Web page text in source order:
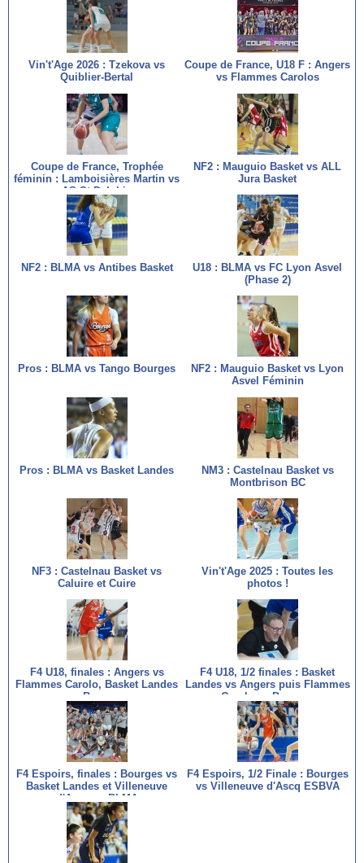
Vin't'Age 2026 : Tzekova vs
Quiblier-Bertal
Coupe de France, U18 F : Angers
vs Flammes Carolos
Coupe de France, Trophée
féminin : Lamboisières Martin vs
AS St Delphin
NF2 : Mauguio Basket vs ALL
Jura Basket
NF2 : BLMA vs Antibes Basket
U18 : BLMA vs FC Lyon Asvel
(Phase 2)
Pros : BLMA vs Tango Bourges
NF2 : Mauguio Basket vs Lyon
Asvel Féminin
Pros : BLMA vs Basket Landes
NM3 : Castelnau Basket vs
Montbrison BC
NF3 : Castelnau Basket vs
Caluire et Cuire
Vin't'Age 2025 : Toutes les
photos !
F4 U18, finales : Angers vs
Flammes Carolo, Basket Landes
vs Bourges
F4 U18, 1/2 finales : Basket
Landes vs Angers puis Flammes
Carolo vs Bourges
F4 Espoirs, finales : Bourges vs
Basket Landes et Villeneuve
d'Ascq vs BLMA
F4 Espoirs, 1/2 Finale : Bourges
vs Villeneuve d'Ascq ESBVA